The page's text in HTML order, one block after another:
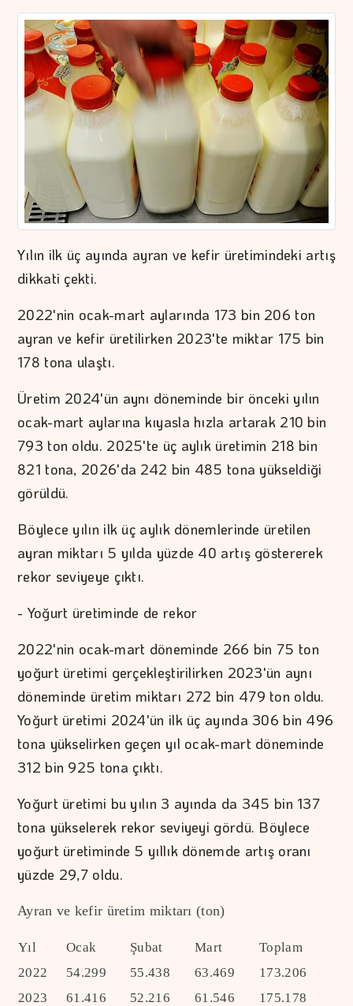
Yılın ilk üç ayında ayran ve kefir üretimindeki artış
dikkati çekti.
2022'nin ocak-mart aylarında 173 bin 206 ton
ayran ve kefir üretilirken 2023'te miktar 175 bin
178 tona ulaştı.
Üretim 2024'ün aynı döneminde bir önceki yılın
ocak-mart aylarına kıyasla hızla artarak 210 bin
793 ton oldu. 2025'te üç aylık üretimin 218 bin
821 tona, 2026'da 242 bin 485 tona yükseldiği
görüldü.
Böylece yılın ilk üç aylık dönemlerinde üretilen
ayran miktarı 5 yılda yüzde 40 artış göstererek
rekor seviyeye çıktı.
- Yoğurt üretiminde de rekor
2022'nin ocak-mart döneminde 266 bin 75 ton
yoğurt üretimi gerçekleştirilirken 2023'ün aynı
döneminde üretim miktarı 272 bin 479 ton oldu.
Yoğurt üretimi 2024'ün ilk üç ayında 306 bin 496
tona yükselirken geçen yıl ocak-mart döneminde
312 bin 925 tona çıktı.
Yoğurt üretimi bu yılın 3 ayında da 345 bin 137
tona yükselerek rekor seviyeyi gördü. Böylece
yoğurt üretiminde 5 yıllık dönemde artış oranı
yüzde 29,7 oldu.
Ayran ve kefir üretim miktarı (ton)
Yıl Ocak Şubat Mart
Toplam
2022
54.299 55.438 63.469
173.206
2023
61.416 52.216 61.546
175.178